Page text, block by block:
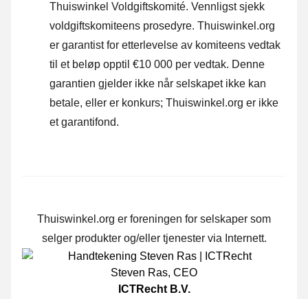
Thuiswinkel Voldgiftskomité. Vennligst sjekk
voldgiftskomiteens prosedyre. Thuiswinkel.org
er garantist for etterlevelse av komiteens vedtak
til et beløp opptil €10 000 per vedtak. Denne
garantien gjelder ikke når selskapet ikke kan
betale, eller er konkurs; Thuiswinkel.org er ikke
et garantifond.
Thuiswinkel.org er foreningen for selskaper som
selger produkter og/eller tjenester via Internett.
Steven Ras, CEO
ICTRecht B.V.